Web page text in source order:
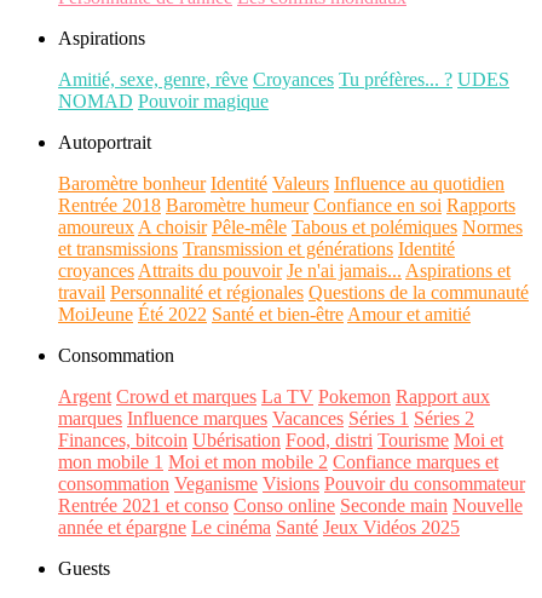
Aspirations
Amitié, sexe, genre, rêve Croyances Tu préfères... ? UDES
NOMAD Pouvoir magique
Autoportrait
Baromètre bonheur Identité Valeurs Influence au quotidien
Rentrée 2018 Baromètre humeur Confiance en soi Rapports
amoureux A choisir Pêle-mêle Tabous et polémiques Normes
et transmissions Transmission et générations Identité
croyances Attraits du pouvoir Je n'ai jamais... Aspirations et
travail Personnalité et régionales Questions de la communauté
MoiJeune Été 2022 Santé et bien-être Amour et amitié
Consommation
Argent Crowd et marques La TV Pokemon Rapport aux
marques Influence marques Vacances Séries 1 Séries 2
Finances, bitcoin Ubérisation Food, distri Tourisme Moi et
mon mobile 1 Moi et mon mobile 2 Confiance marques et
consommation Veganisme Visions Pouvoir du consommateur
Rentrée 2021 et conso Conso online Seconde main Nouvelle
année et épargne Le cinéma Santé Jeux Vidéos 2025
Guests